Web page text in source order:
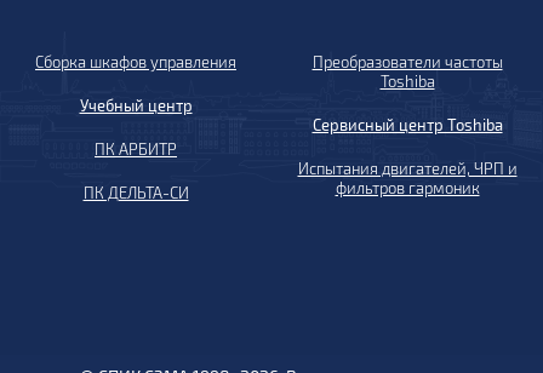
Сборка шкафов управления
Учебный центр
ПК АРБИТР
ПК ДЕЛЬТА-СИ
Преобразователи частоты
Toshiba
Сервисный центр Toshiba
Испытания двигателей, ЧРП и
фильтров гармоник